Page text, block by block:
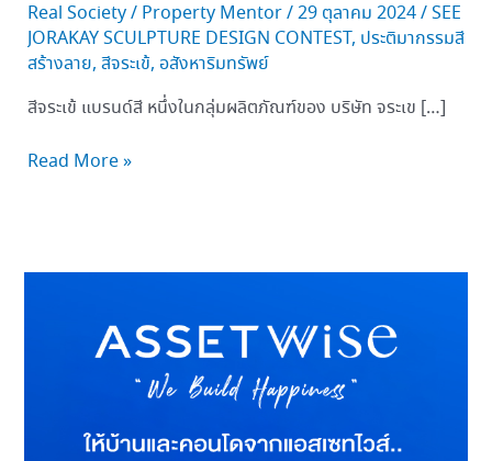
Real Society/ Property Mentor/29 ตุลาคม 2024/SEE
JORAKAY SCULPTURE DESIGN CONTEST, ประติมากรรมสี
สร้างลาย, สีจระเข้, อสังหาริมทรัพย์
สีจระเข้ แบรนด์สี หนึ่งในกลุ่มผลิตภัณฑ์ของ บริษัท จระเข […]
Read More »